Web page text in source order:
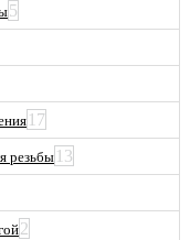
5
17
резьбы13
2